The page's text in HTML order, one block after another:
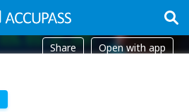
Share Open with app